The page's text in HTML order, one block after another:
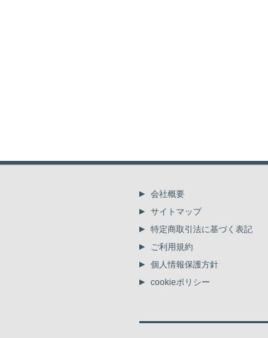
会社概要
サイトマップ
特定商取引法に基づく表記
ご利用規約
個人情報保護方針
cookieポリシー